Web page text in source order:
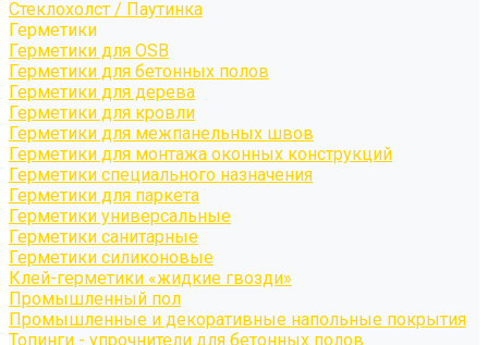
Стеклохолст / Паутинка
Герметики
Герметики для OSB
Герметики для бетонных полов
Герметики для дерева
Герметики для кровли
Герметики для межпанельных швов
Герметики для монтажа оконных конструкций
Герметики специального назначения
Герметики для паркета
Герметики универсальные
Герметики санитарные
Герметики силиконовые
Клей-герметики «жидкие гвозди»
Промышленный пол
Промышленные и декоративные напольные покрытия
Топинги - упрочнители для бетонных полов